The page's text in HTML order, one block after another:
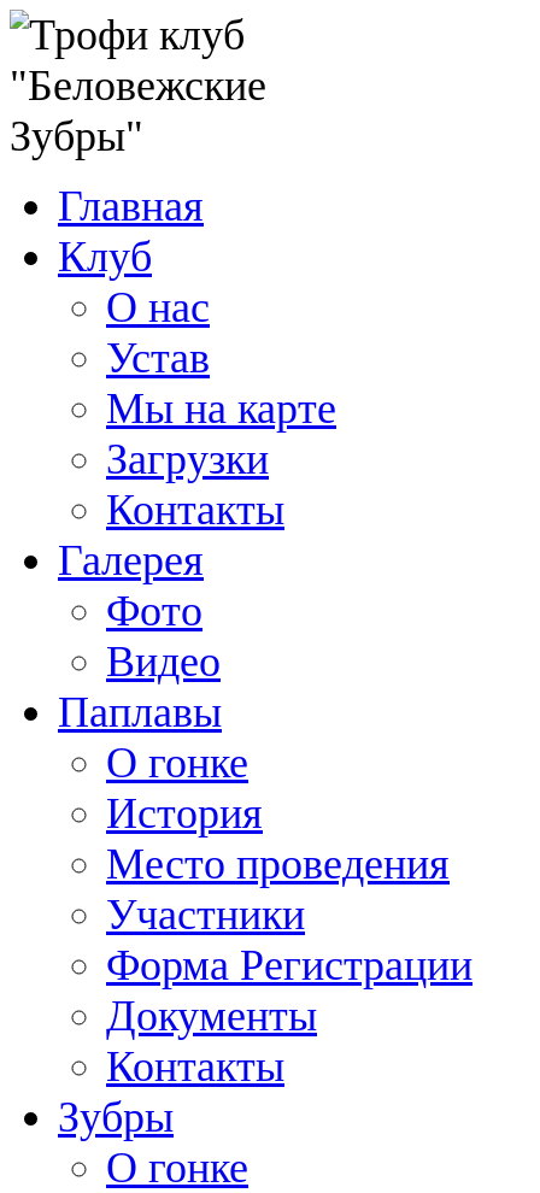
Главная
Клуб
О нас
Устав
Мы на карте
Загрузки
Контакты
Галерея
Фото
Видео
Паплавы
О гонке
История
Место проведения
Участники
Форма Регистрации
Документы
Контакты
Зубры
О гонке